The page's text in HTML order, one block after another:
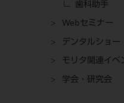
歯科助手
Webセミナー
デンタルショー
モリタ関連イベ
学会・研究会